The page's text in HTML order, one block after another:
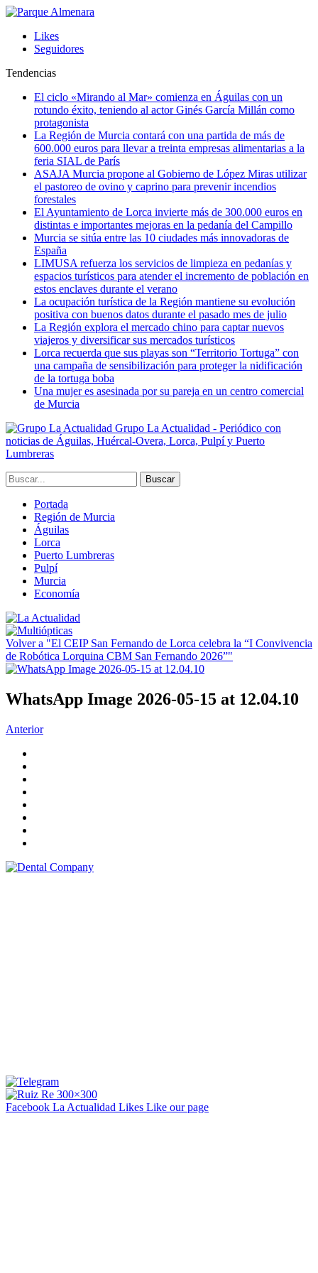
Likes
Seguidores
Tendencias
El ciclo «Mirando al Mar» comienza en Águilas con un
rotundo éxito, teniendo al actor Ginés García Millán como
protagonista
La Región de Murcia contará con una partida de más de
600.000 euros para llevar a treinta empresas alimentarias a la
feria SIAL de París
ASAJA Murcia propone al Gobierno de López Miras utilizar
el pastoreo de ovino y caprino para prevenir incendios
forestales
El Ayuntamiento de Lorca invierte más de 300.000 euros en
distintas e importantes mejoras en la pedanía del Campillo
Murcia se sitúa entre las 10 ciudades más innovadoras de
España
LIMUSA refuerza los servicios de limpieza en pedanías y
espacios turísticos para atender el incremento de población en
estos enclaves durante el verano
La ocupación turística de la Región mantiene su evolución
positiva con buenos datos durante el pasado mes de julio
La Región explora el mercado chino para captar nuevos
viajeros y diversificar sus mercados turísticos
Lorca recuerda que sus playas son “Territorio Tortuga” con
una campaña de sensibilización para proteger la nidificación
de la tortuga boba
Una mujer es asesinada por su pareja en un centro comercial
de Murcia
Grupo La Actualidad - Periódico con
noticias de Águilas, Huércal-Overa, Lorca, Pulpí y Puerto
Lumbreras
Portada
Región de Murcia
Águilas
Lorca
Puerto Lumbreras
Pulpí
Murcia
Economía
Volver a "El CEIP San Fernando de Lorca celebra la “I Convivencia
de Robótica Lorquina CBM San Fernando 2026”"
WhatsApp Image 2026-05-15 at 12.04.10
Anterior
Facebook La Actualidad Likes Like our page